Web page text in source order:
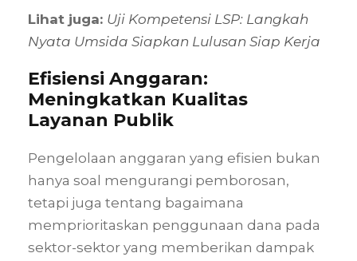
Lihat juga: Uji Kompetensi LSP: Langkah
Nyata Umsida Siapkan Lulusan Siap Kerja
Efisiensi Anggaran:
Meningkatkan Kualitas
Layanan Publik
Pengelolaan anggaran yang efisien bukan
hanya soal mengurangi pemborosan,
tetapi juga tentang bagaimana
memprioritaskan penggunaan dana pada
sektor-sektor yang memberikan dampak